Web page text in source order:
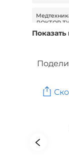
ДОКТОР
Товары
Показать